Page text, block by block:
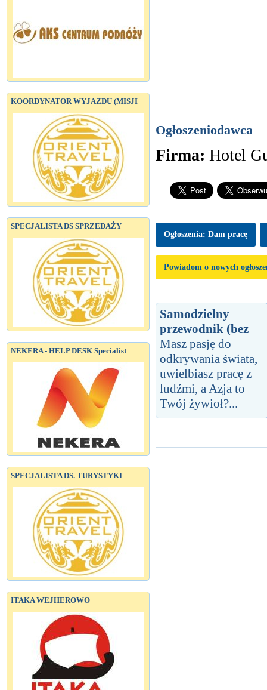
KOORDYNATOR WYJAZDU (MISJI
SPECJALISTA DS SPRZEDAŻY
NEKERA - HELP DESK Specialist
SPECJALISTA DS. TURYSTYKI
ITAKA WEJHEROWO
Ogłoszeniodawca
Firma: Hotel
Ogłoszenia: Dam pracę
Powiadom o nowych
Samodzielny
przewodnik (bez
Masz pasję do
odkrywania świata,
uwielbiasz pracę z
ludźmi, a Azja to
Twój żywioł?...